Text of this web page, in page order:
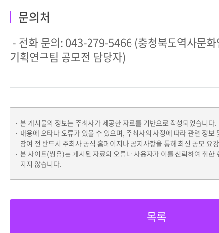
문의처
- 전화 문의: 043-279-5466 (충청북도역사문
기획연구팀 공모전 담당자)
본 게시물의 정보는 주최사가 제공한 자료를 기반으로 작성되었습니다.
내용에 오타나 오류가 있을 수 있으며, 주최사의 사정에 따라 관련 정보
참여 전 반드시 주최사 공식 홈페이지나 공지사항을 통해 최신 공모 요
본 사이트(씽유)는 게시된 자료의 오류나 사용자가 이를 신뢰하여 취한
지지 않습니다.
목록